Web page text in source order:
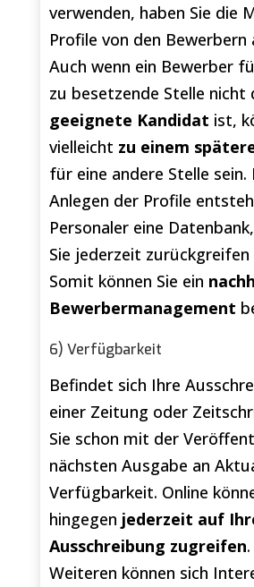
verwenden, haben Sie die
Profile von den Bewerbern
Auch wenn ein Bewerber
zu besetzende Stelle nicht
geeignete Kandidat ist,
vielleicht zu einem
für eine andere Stelle sein.
Anlegen der Profile
Personaler eine
Sie jederzeit zurückgreifen
Somit können Sie ein
Bewerbermanagement
6) Verfügbarkeit
Befindet sich Ihre
einer Zeitung oder
Sie schon mit der
nächsten Ausgabe an
Verfügbarkeit. Online
hingegen jederzeit auf
Ausschreibung zugreifen
Weiteren können sich